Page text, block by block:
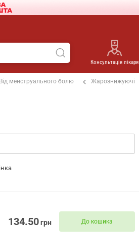
Консультація лікаря
Від менструального болю Жарознижуючі
134.50грн До кошика